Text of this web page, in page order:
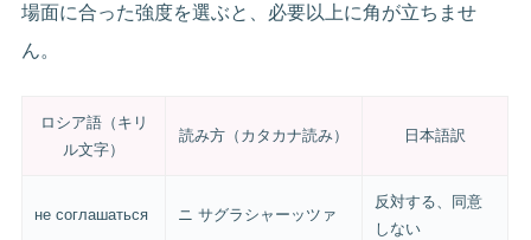
場面に合った強度を選ぶと、必要以上に角が立ちませ
ん。
ロシア語（キリ
ル文字）
読み方（カタカナ読み） 日本語訳
не соглашаться ニ サグラシャーッツァ
反対する、同意
しない